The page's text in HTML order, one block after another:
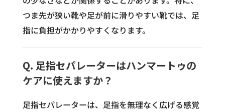
つま先が狭い靴や足が前に滑りやすい靴では、足
指に負担がかかりやすくなります。
Q. 足指セパレーターはハンマートゥの
ケアに使えますか？
足指セパレーターは、足指を無理なく広げる感覚